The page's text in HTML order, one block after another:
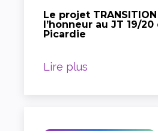
Le projet
l’honneur au JT 19/
Picardie
Lire plus